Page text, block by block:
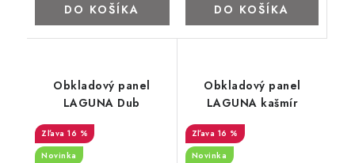
DO KOŠÍKA DO KOŠÍKA
Obkladový panel
LAGUNA Dub
16 %
Novinka
Obkladový panel
LAGUNA kašmír
16 %
Novinka